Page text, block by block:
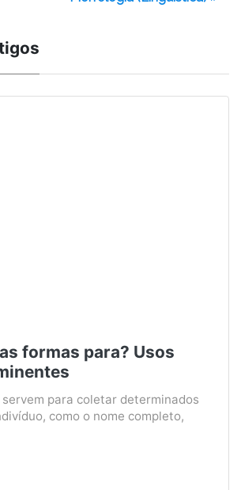
formas para? Usos
para coletar determinados
como o nome completo,